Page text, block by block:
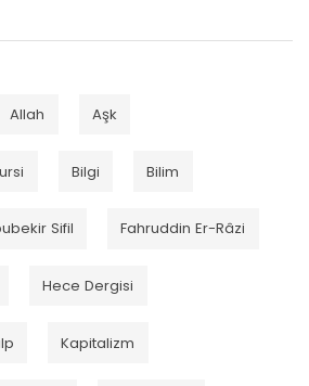
Allah Aşk
Bilgi Bilim
Sifil Fahruddin Er-Râzi
Hece Dergisi
Kapitalizm